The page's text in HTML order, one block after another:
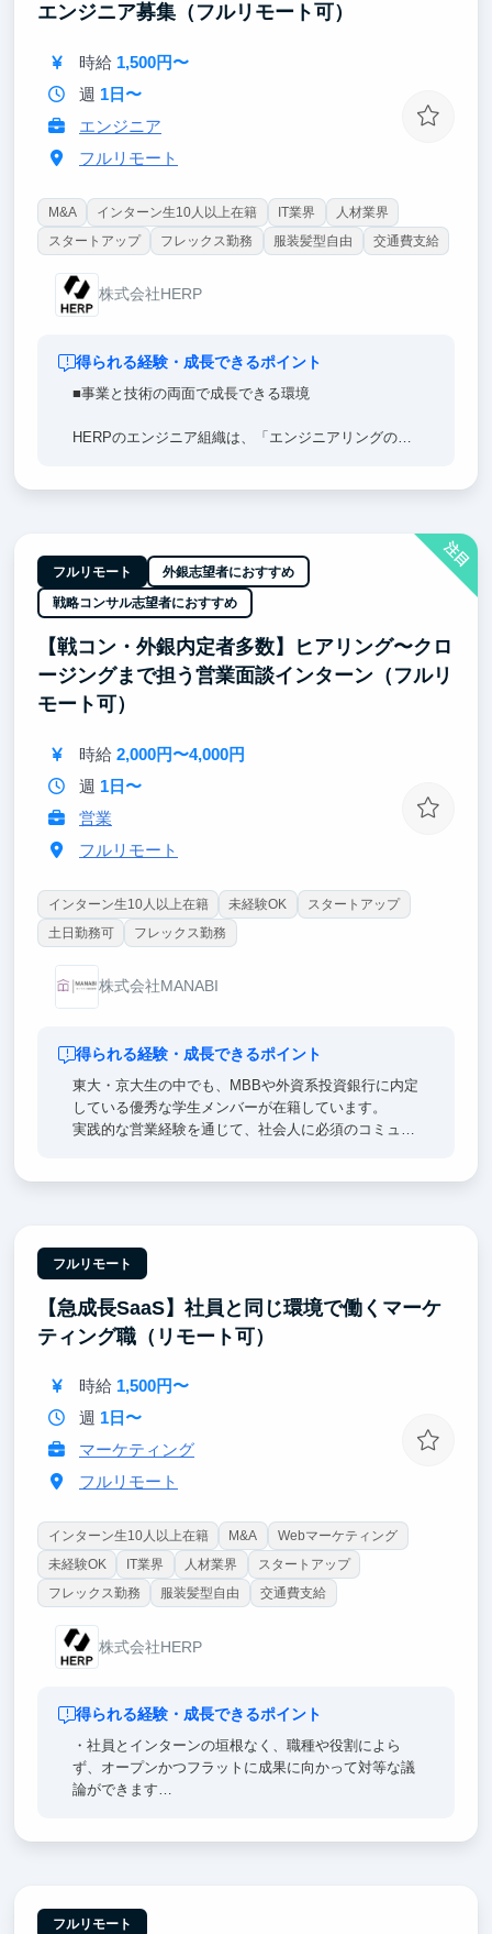
【ポイント③｜ 開発から社会実装まで一貫して担
検証（PoC）から本番環境へのデプロイまで一気通
貫。最大手ゼネコン様等への導入プロジェクトを通
エンジニア募集（フルリモート可）
時給 1,500円〜
週 1日〜
エンジニア
フルリモート
M&A インターン生10人以上在籍 IT業界
人材業界
スタートアップ
フレックス勤務 服装髪型自由 交通費支給
株式会社HERP
得られる経験・成長できるポイント
■事業と技術の両面で成長できる環境
HERPのエンジニア組織は、「エンジニアリングの専
技術はもちろん、プロダクトや事業の視点も持ちなが
ら成長したい方にとって、HERPは最適な環境です。
本気で挑戦したい方、ぜひ一緒に働きましょう！
注目
フルリモート 外銀志望者におすすめ
戦略コンサル志望者におすすめ
【戦コン・外銀内定者多数】ヒアリング〜クロ
ージングまで担う営業面談インターン（フルリ
モート可）
時給 2,000円〜4,000円
週 1日〜
営業
フルリモート
インターン生10人以上在籍 未経験OK
スタートアップ
土日勤務可
フレックス勤務
株式会社MANABI
得られる経験・成長できるポイント
東大・京大生の中でも、MBBや外資系投資銀行に内定
している優秀な学生メンバーが在籍しています。
実践的な営業経験を通じて、社会人に必須のコミュニ
フルリモート
【急成長SaaS】社員と同じ環境で働くマーケ
ティング職（リモート可）
時給 1,500円〜
週 1日〜
マーケティング
フルリモート
インターン生10人以上在籍 M&A
Webマーケティング
未経験OK
IT業界 人材業界
スタートアップ
フレックス勤務
服装髪型自由 交通費支給
株式会社HERP
得られる経験・成長できるポイント
・社員とインターンの垣根なく、職種や役割によら
ず、オープンかつフラットに成果に向かって対等な議
論ができます
フルリモート